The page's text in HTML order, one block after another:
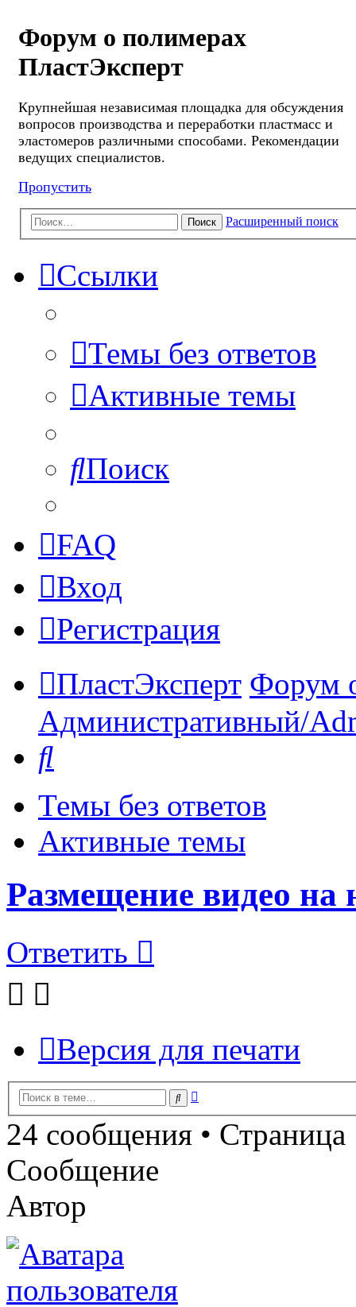
Форум о полимерах
ПластЭксперт
Крупнейшая независимая площадка для обсуждения
вопросов производства и переработки пластмасс и
эластомеров различными способами. Рекомендации
ведущих специалистов.
Пропустить
Поиск Расширенный поиск
Ссылки
Темы без ответов
Активные темы
Поиск
FAQ
Вход
Регистрация
ПластЭксперт Форум
Административный/
Темы без ответов
Активные темы
Размещение видео
Ответить
Версия для печати
Поиск
24 сообщения • Страница
Сообщение
Автор